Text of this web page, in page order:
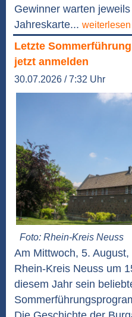
Gewinner warten
Jahreskarte... weiterlesen
Letzte
jetzt anmelden
30.07.2026 / 7:32 Uhr
Foto: Rhein-Kreis Neuss
Am Mittwoch, 5.
Rhein-Kreis Neuss um
diesem Jahr sein